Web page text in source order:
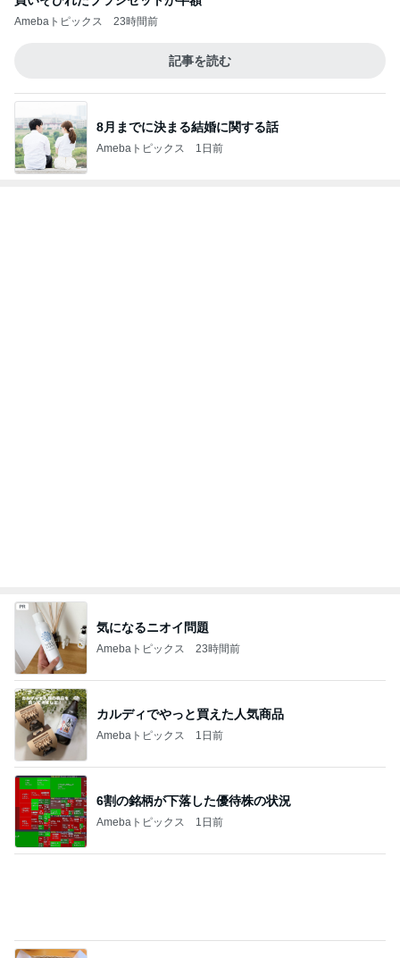
Amebaトピックス 1日前
6割の銘柄が下落した優待株の状況
Amebaトピックス 1日前
Amebaトピックス
記事を読む
田中健 嬉しい島津亜矢の活躍
Amebaトピックス 1日前
入居が決まり喜んだのもつかの間
Amebaトピックス 1日前